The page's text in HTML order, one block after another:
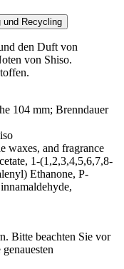
und Recycling
den Duft von
von Shiso.
104 mm; Brenndauer
waxes, and fragrance
1-(1,2,3,4,5,6,7,8-
Ethanone, P-
Bitte beachten Sie vor